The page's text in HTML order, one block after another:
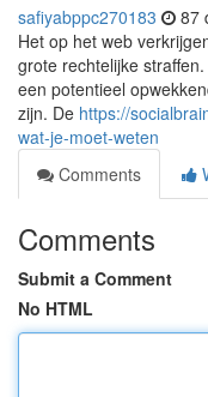
safiyabppc270183 87
Het op het web
grote rechtelijke
een potentieel
zijn. De https://
wat-je-moet-weten
Comments
Comments
Submit a Comment
No HTML